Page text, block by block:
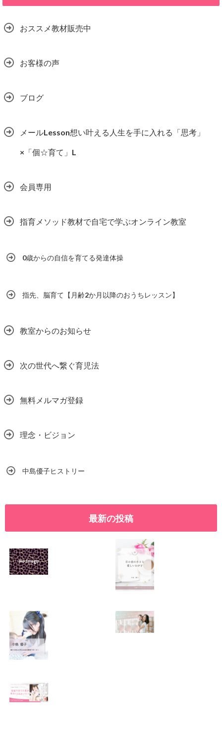
おススメ教材販売中
お客様の声
ブログ
メールLesson想い叶える人生を手に入れる「思考」
×「個☆育て」L
会員専用
指育メソッド教材で自宅で学ぶオンライン教室
0歳からの自信を育てる発達体操
指先、脳育て【月齢2か月以降のおうちレッスン】
教室からのお知らせ
次の世代へ繋ぐ育児法
無料メルマガ登録
理念・ビジョン
中島優子ヒストリー
最新の投稿
2026.01.11 2026.01.08
りますように
2026.01.06